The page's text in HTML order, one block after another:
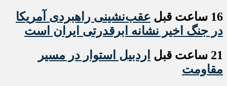
16 ساعت قبل
عقب‌نشینی راهبردی آمریکا
در جنگ اخیر نشانه ابرقدرتی ایران است
21 ساعت قبل
اردبیل استوار در مسیر
مقاومت